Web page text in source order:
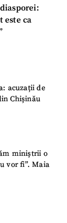
este ca
acuzații de
Chișinău
miniștrii o
vor fi”. Maia